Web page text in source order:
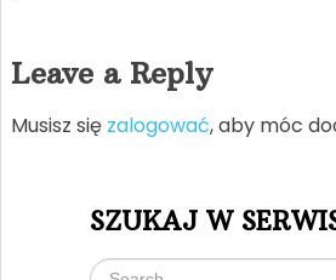
Leave a Reply
Musisz się zalogować, aby móc
SZUKAJ W